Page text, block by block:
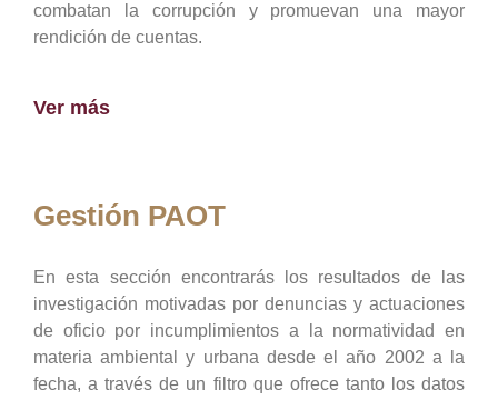
combatan la corrupción y promuevan una mayor
rendición de cuentas.
Ver más
Gestión PAOT
En esta sección encontrarás los resultados de las
investigación motivadas por denuncias y actuaciones
de oficio por incumplimientos a la normatividad en
materia ambiental y urbana desde el año 2002 a la
fecha, a través de un filtro que ofrece tanto los datos